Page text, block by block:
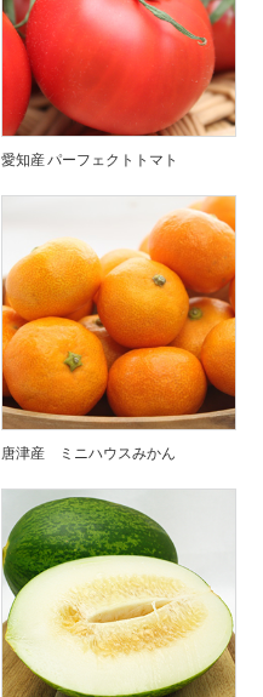
愛知産 パーフェクトトマト
唐津産 ミニハウスみかん